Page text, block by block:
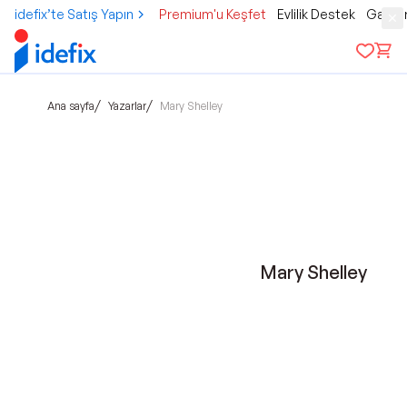
idefix’te Satış Yapın Premium'u Keşfet Evlilik Destek
Ana sayfa/ Yazarlar/ Mary Shelley
Mary Shelley